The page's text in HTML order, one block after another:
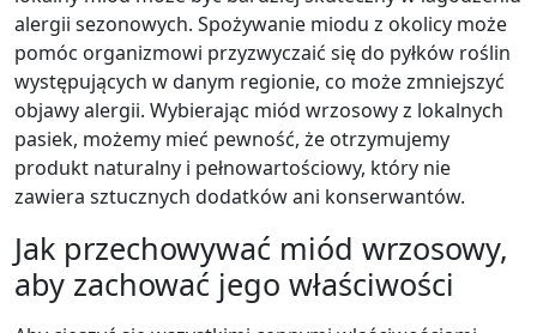
alergii sezonowych. Spożywanie miodu z okolicy może
pomóc organizmowi przyzwyczaić się do pyłków roślin
występujących w danym regionie, co może zmniejszyć
objawy alergii. Wybierając miód wrzosowy z lokalnych
pasiek, możemy mieć pewność, że otrzymujemy
produkt naturalny i pełnowartościowy, który nie
zawiera sztucznych dodatków ani konserwantów.
Jak przechowywać miód wrzosowy,
aby zachować jego właściwości